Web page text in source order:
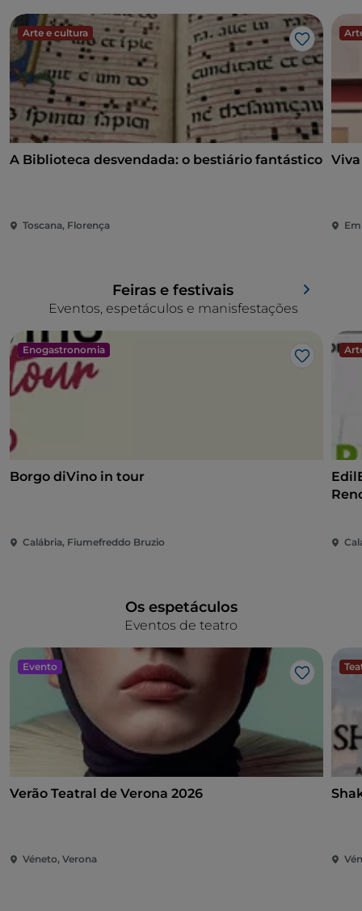
Arte e cultura
Gosto
A Biblioteca desvendada: o bestiário fantástico
Toscana, Florença
Eventos, espetáculos e manisfestações
Feiras e festivais
Enogastronomia
Gosto
Borgo diVino in tour
Calábria, Fiumefreddo Bruzio
Eventos de teatro
Os espetáculos
Evento
Gosto
Verão Teatral de Verona 2026
Véneto, Verona